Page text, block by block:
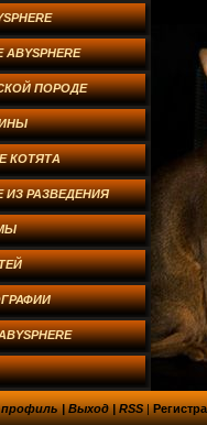
ПОРОДЕ
КОТЯТА
РАЗВЕДЕНИЯ
|Выход|RSS|